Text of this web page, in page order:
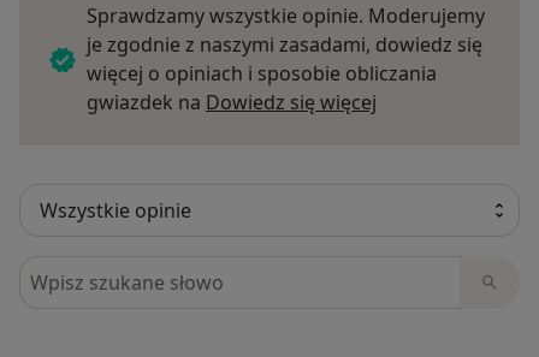
Sprawdzamy wszystkie opinie. Moderujemy
je zgodnie z naszymi zasadami, dowiedz się
więcej o opiniach i sposobie obliczania
gwiazdek na Dowiedz się więcej
Szukaj w opiniach